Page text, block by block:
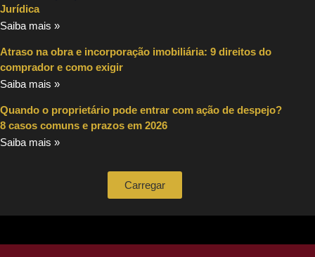
Jurídica
Saiba mais »
Atraso na obra e incorporação imobiliária: 9 direitos do
comprador e como exigir
Saiba mais »
Quando o proprietário pode entrar com ação de despejo?
8 casos comuns e prazos em 2026
Saiba mais »
Carregar